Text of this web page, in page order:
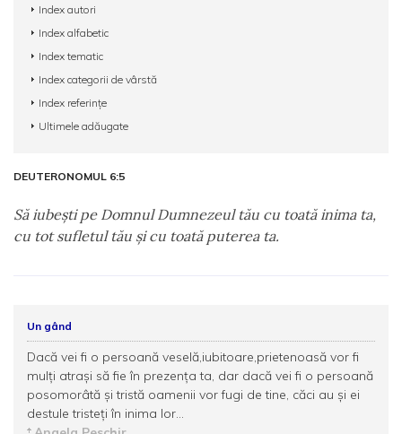
Index autori
Index alfabetic
Index tematic
Index categorii de vârstă
Index referințe
Ultimele adăugate
DEUTERONOMUL 6:5
Să iubeşti pe Domnul Dumnezeul tău cu toată inima ta,
cu tot sufletul tău şi cu toată puterea ta.
Un gând
Dacă vei fi o persoană veselă,iubitoare,prietenoasă vor fi
mulţi atraşi să fie în prezenţa ta, dar dacă vei fi o persoană
posomorâtă şi tristă oamenii vor fugi de tine, căci au şi ei
destule tristeţi în inima lor...